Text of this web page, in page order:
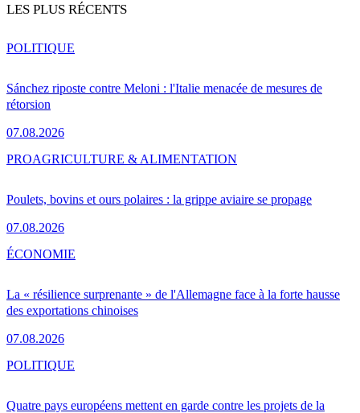
LES PLUS RÉCENTS
Sánchez riposte contre Meloni : l'Italie menacée de mesures de
rétorsion
07.08.2026
POLITIQUE
Poulets, bovins et ours polaires : la grippe aviaire se propage
07.08.2026
PROAGRICULTURE & ALIMENTATION
La « résilience surprenante » de l'Allemagne face à la forte hausse
des exportations chinoises
07.08.2026
ÉCONOMIE
Quatre pays européens mettent en garde contre les projets de la
POLITIQUE